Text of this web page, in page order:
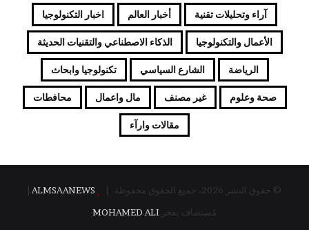
آراء وتحليلات تقنية أخبار العالم اخبار التكنولوجيا
الأعمال والتكنولوجيا الذكاء الاصطناعي والتقنيات الحديثة
الرياضة الشارع السياسي تكنولوجيا وابحاث
صحة وعلوم غير مصنف مال واعمال محافطات
مقالات وارآء
© حقوق النشر 2026، جميع الحقوق محفوظة | ALMSAANEWS
مُستضاف بفخر MOHAMED ALI